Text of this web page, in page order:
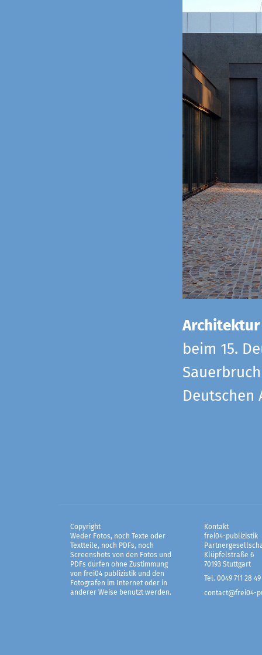
beim 15.
Copyright
Weder Fotos, noch Texte oder
Textteile, noch PDFs, noch
Screenshots von den Fotos und
PDFs dürfen ohne Zustimmung
von frei04 publizistik und den
Fotografen im Internet oder in
anderer Weise benutzt werden.
Kontakt
frei04-publizistik
Klüpfelstraße 6
70193 Stuttgart
Tel. 0049 711 28 49
contact@frei04-